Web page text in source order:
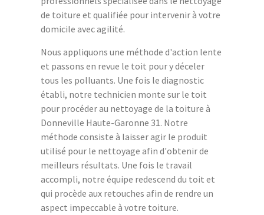
de toiture et qualifiée pour intervenir à votre
domicile avec agilité.
Nous appliquons une méthode d'action lente
et passons en revue le toit pour y déceler
tous les polluants. Une fois le diagnostic
établi, notre technicien monte sur le toit
pour procéder au nettoyage de la toiture à
Donneville Haute-Garonne 31. Notre
méthode consiste à laisser agir le produit
utilisé pour le nettoyage afin d'obtenir de
meilleurs résultats. Une fois le travail
accompli, notre équipe redescend du toit et
qui procède aux retouches afin de rendre un
aspect impeccable à votre toiture.